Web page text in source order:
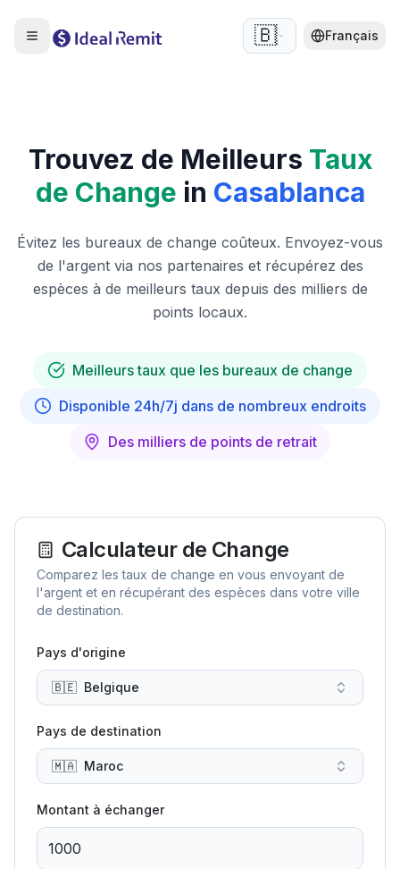
🇧🇪 Français
Trouvez de Meilleurs Taux
de Change in Casablanca
Évitez les bureaux de change coûteux. Envoyez-vous
de l'argent via nos partenaires et récupérez des
espèces à de meilleurs taux depuis des milliers de
points locaux.
Meilleurs taux que les bureaux de change
Disponible 24h/7j dans de nombreux endroits
Des milliers de points de retrait
Calculateur de Change
Comparez les taux de change en vous envoyant de
l'argent et en récupérant des espèces dans votre ville
de destination.
Pays d'origine
🇧🇪 Belgique
Pays de destination
🇲🇦 Maroc
Montant à échanger